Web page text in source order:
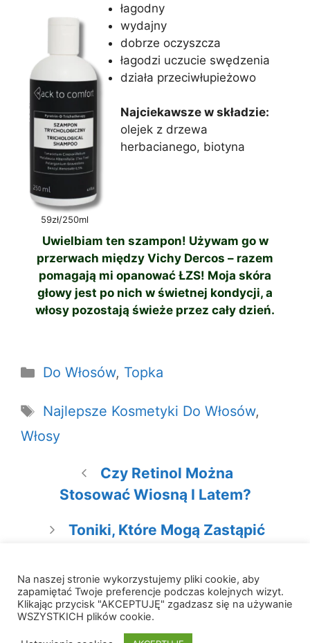
59zł/250ml
łagodny
wydajny
dobrze oczyszcza
łagodzi uczucie swędzenia
działa przeciwłupieżowo
Najciekawsze w składzie:
olejek z drzewa
herbacianego, biotyna
Uwielbiam ten szampon! Używam go w
przerwach między Vichy Dercos – razem
pomagają mi opanować ŁZS! Moja skóra
głowy jest po nich w świetnej kondycji, a
włosy pozostają świeże przez cały dzień.
Kategorie
Do Włosów, Topka
Tagi
Najlepsze Kosmetyki Do Włosów,
Włosy
Czy Retinol Można
Stosować Wiosną I Latem?
Toniki, Które Mogą Zastąpić
© 2026 W Krainie Składów• Zbudowany z
Na naszej stronie wykorzystujemy pliki cookie, aby
zapamiętać Twoje preferencje podczas kolejnych wizyt.
Klikając przycisk "AKCEPTUJĘ" zgadzasz się na używanie
WSZYSTKICH plików cookie.